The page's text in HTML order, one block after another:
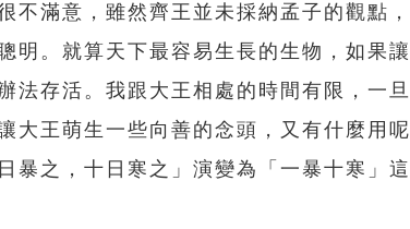
不滿意，雖然齊王並未採納孟子的觀點
明。就算天下最容易生長的生物，如果
法存活。我跟大王相處的時間有限，一
大王萌生一些向善的念頭，又有什麼用
暴之，十日寒之」演變為「一暴十寒」